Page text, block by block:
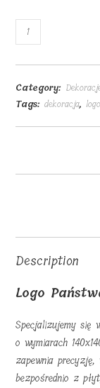
Logo
Państwa
firmy
z
płyty
Category:
Tags:dekoracja, logo
Description
Logo
Specjalizujemy się
o wymiarach
zapewnia
bezpośrednio z